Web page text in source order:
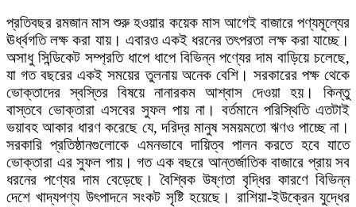
প্রতিবছর রমজান মাস শুরু হওয়ার কয়েক মাস আগেই বাজারে পণ্যমূল্যের
ঊর্ধ্বগতি লক্ষ করা যায়। এবারও একই ধরনের তৎপরতা লক্ষ করা যাচ্ছে।
অসাধু সিন্ডিকেট সম্প্রতি ধাপে ধাপে বিভিন্ন পণ্যের দাম বাড়িয়ে চলেছে,
যা গত বছরের একই সময়ের তুলনায় অনেক বেশি। সরকারের পক্ষ থেকে
ভোক্তাদের স্বস্তির বিষয়ে নানারকম আশ্বাস দেওয়া হয়। কিন্তু
বাস্তবে ভোক্তারা এসবের সুফল পায় না। বর্তমানে পরিস্থিতি এতটাই
ভয়াবহ আকার ধারণ করেছে যে, দরিদ্র মানুষ সময়মতো ঋণও পাচ্ছে না।
সরকারি প্রতিষ্ঠানগুলোকে এমনভাবে দায়িত্ব পালন করতে হবে যাতে
ভোক্তারা এর সুফল পায়। গত এক বছরে আন্তর্জাতিক বাজারে প্রায় সব
ধরনের পণ্যের দাম বেড়েছে। বৈশ্বিক উষ্ণতা বৃদ্ধির কারণে বিভিন্ন
দেশে খাদ্যপণ্য উৎপাদনে সংকট সৃষ্টি হয়েছে। রাশিয়া-ইউক্রেন যুদ্ধের